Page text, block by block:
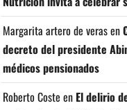
Margarita artero de verasen
decreto del presidente
médicos pensionados
Roberto Coste en El delirio